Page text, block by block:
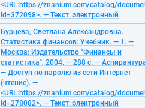
<URL:https://znanium.com/catalog/
id=372098>. — Текст: электронный
Бурцева, Светлана Александровна.
Статистика финансов: Учебник. — 1. —
Москва: Издательство "Финансы и
статистика", 2004. — 288 с. —
— Доступ по паролю из сети Интернет
(чтение). —
<URL:https://znanium.com/catalog/
id=278082>. — Текст: электронный